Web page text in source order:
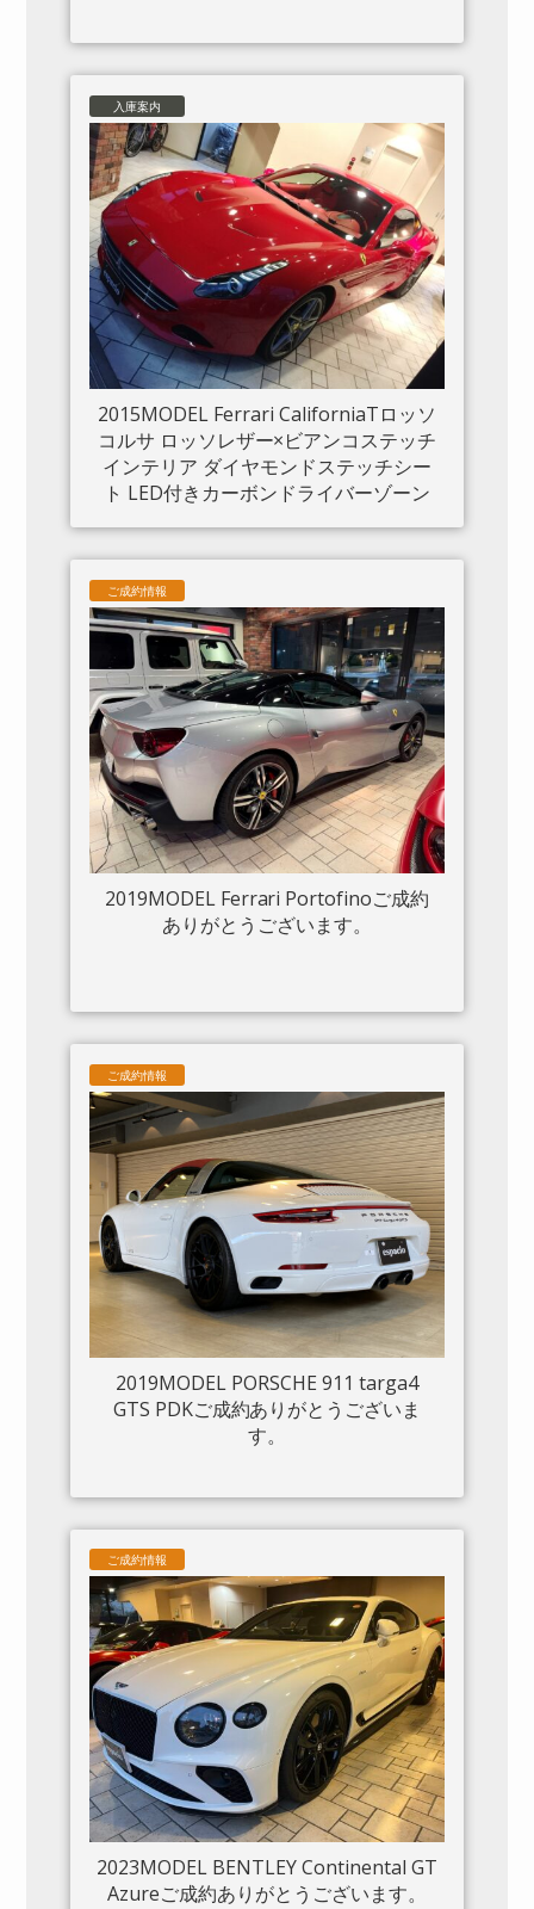
入庫案内
2015MODEL Ferrari CaliforniaTロッソ
コルサ ロッソレザー×ビアンコステッチ
インテリア ダイヤモンドステッチシー
ト LED付きカーボンドライバーゾーン
ご成約情報
2019MODEL Ferrari Portofinoご成約
ありがとうございます。
ご成約情報
2019MODEL PORSCHE 911 targa4
GTS PDKご成約ありがとうございま
す。
ご成約情報
2023MODEL BENTLEY Continental GT
Azureご成約ありがとうございます。